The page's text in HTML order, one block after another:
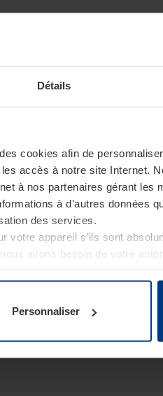
Détails
cookies afin de
accès à notre site Internet.
à nos partenaires gérant les
à d’autres données
des services.
votre appareil s’ils sont
avons besoin de votre
Personnaliser